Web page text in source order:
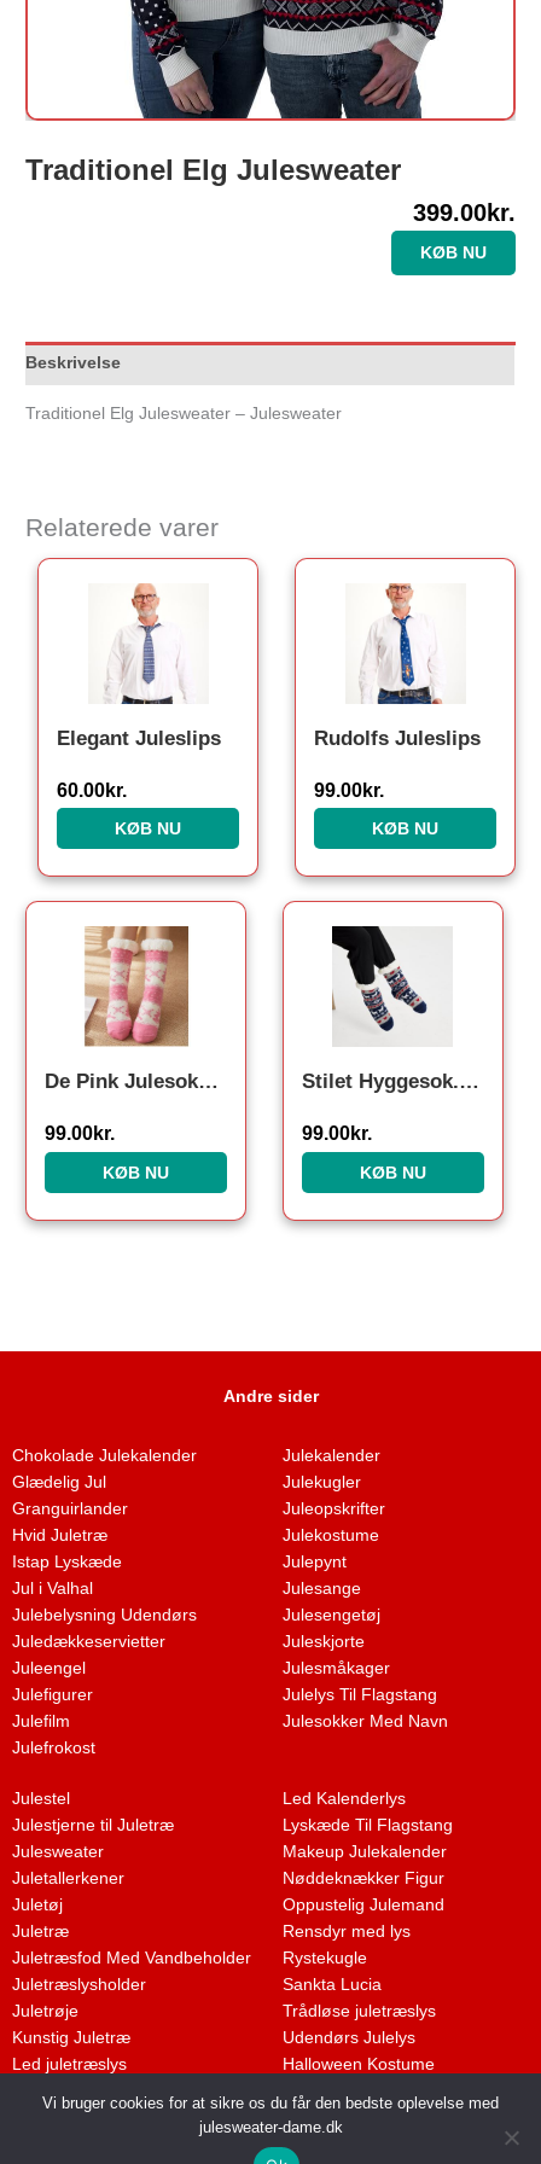
Traditionel Elg Julesweater
399.00kr.
KØB NU
Beskrivelse
Traditionel Elg Julesweater – Julesweater
Relaterede varer
Elegant Juleslips
60.00kr.
KØB NU
Rudolfs Juleslips
99.00kr.
KØB NU
De Pink Julesokker
99.00kr.
KØB NU
Stilet Hyggesok. Julesokker
99.00kr.
KØB NU
Andre sider
Chokolade Julekalender
Glædelig Jul
Granguirlander
Hvid Juletræ
Istap Lyskæde
Jul i Valhal
Julebelysning Udendørs
Juledækkeservietter
Juleengel
Julefigurer
Julefilm
Julefrokost
Julekalender
Julekugler
Juleopskrifter
Julekostume
Julepynt
Julesange
Julesengetøj
Juleskjorte
Julesmåkager
Julelys Til Flagstang
Julesokker Med Navn
Julestel
Julestjerne til Juletræ
Julesweater
Juletallerkener
Juletøj
Juletræ
Juletræsfod Med Vandbeholder
Juletræslysholder
Juletrøje
Kunstig Juletræ
Led juletræslys
Led Kalenderlys
Lyskæde Til Flagstang
Makeup Julekalender
Nøddeknækker Figur
Oppustelig Julemand
Rensdyr med lys
Rystekugle
Sankta Lucia
Trådløse juletræslys
Udendørs Julelys
Halloween Kostume
Dette medie ejes og drives af Tropic Traffic LLC-FZ | The Meydan Hotel,
Grandstand, 6th floor, Nad Al Sheba | Dubai | UAE
Vi bruger cookies for at sikre os du får den bedste oplevelse med
julesweater-dame.dk